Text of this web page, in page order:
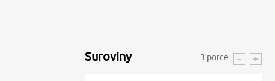
Suroviny 3 porce